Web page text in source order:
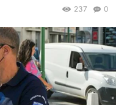
0
237